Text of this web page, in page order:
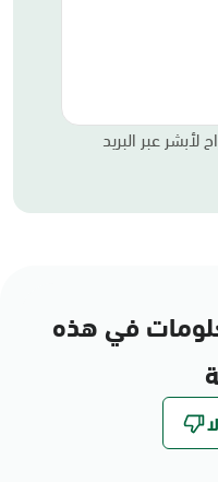
عبر البريد
في هذه